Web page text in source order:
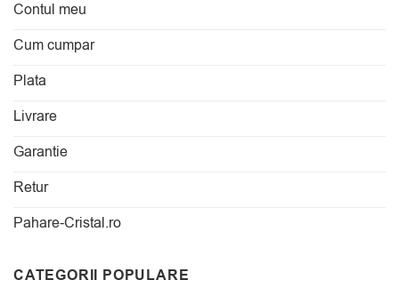
Contul meu
Cum cumpar
Plata
Livrare
Garantie
Retur
Pahare-Cristal.ro
CATEGORII POPULARE